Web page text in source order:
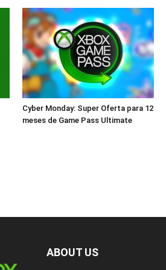
Cyber Monday: Super Oferta para 12
meses de Game Pass Ultimate
ABOUT US